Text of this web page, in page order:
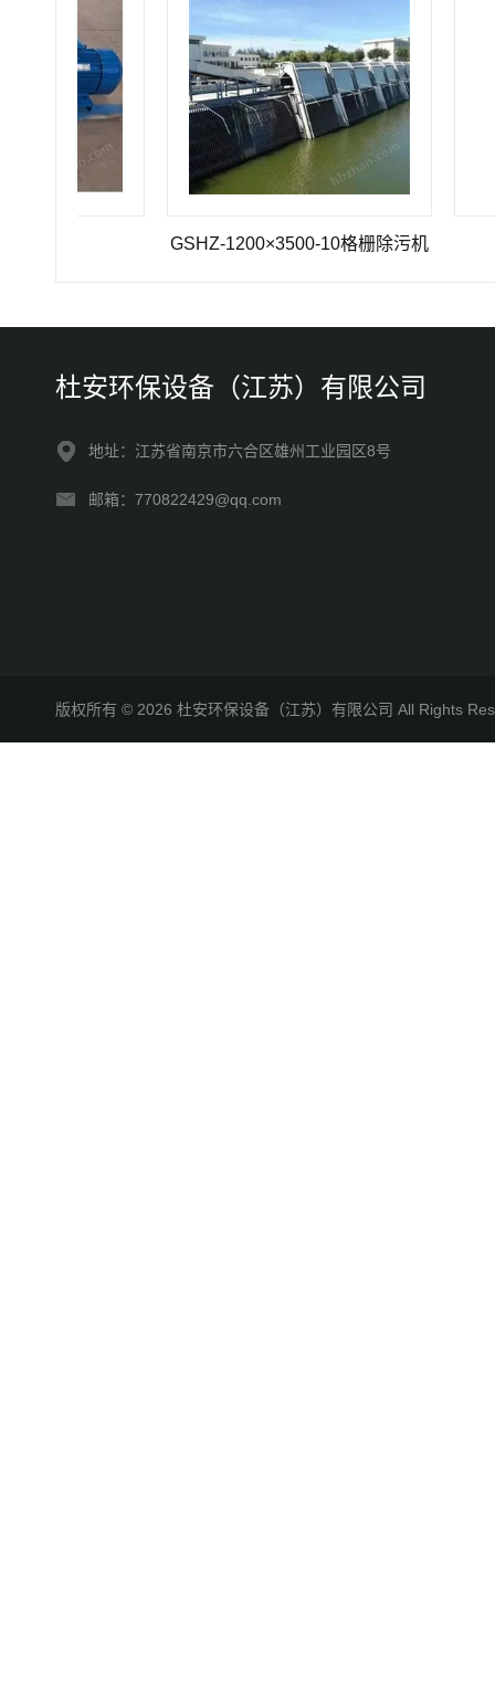
GSHZ-1200×3500-10格栅除污机
杜安环保设备（江苏）有限公司
地址：江苏省南京市六合区雄州工业园区8号
邮箱：770822429@qq.com
版权所有 © 2026 杜安环保设备（江苏）有限公司 All Rights